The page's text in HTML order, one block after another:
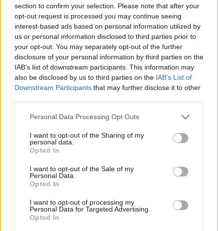
section to confirm your selection. Please note that after your
opt-out request is processed you may continue seeing
interest-based ads based on personal information utilized by
us or personal information disclosed to third parties prior to
your opt-out. You may separately opt-out of the further
disclosure of your personal information by third parties on the
IAB’s list of downstream participants. This information may
also be disclosed by us to third parties on the IAB’s List of
Downstream Participants that may further disclose it to other
Personal Data Processing Opt Outs
I want to opt-out of the Sharing of my
personal data.
Opted In
I want to opt-out of the Sale of my
Personal Data.
Opted In
I want to opt-out of processing my
Personal Data for Targeted Advertising.
Opted In
5.8.2026 17:40 | PRAHA (ČTK)
Kvůli vysokým letním
teplotám pracovníci pražské
záchranné stanice pro volně
žijící živočichy přijímají více
zvířat, nejčastěji
dehydratovaná a vysílená mláďata ptáků nebo veverek. ČTK to
sdělila mluvčí stanice Petra Fišerová. Během současné vlny veder
stanice denně ošetří desítky živočichů, při první letošní vlně horka
jich za jeden týden přijali rekordních 578.
nejvíce v historii firmy
5.8.2026 15:42 (
)
Diskuse: 1
hektarech vodní plochy, chybí
více než třetina vody. Oproti
metrů krychlových vody méně. Každý týden se kvůli extrémně
vysokým teplotám a nedostatku srážek odpaří další 2,5 procenta.
Kvůli suchu začali rybáři s výlovy některých rybníků předčasně,